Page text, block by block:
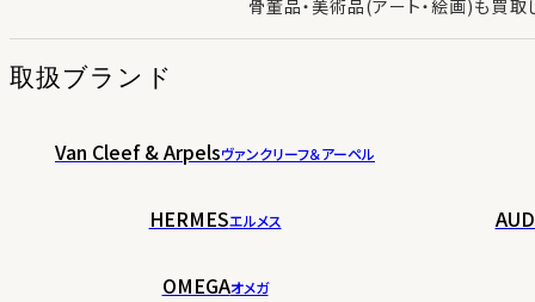
骨董品・美術品(アート・絵画)も買取
取扱ブランド
Van Cleef & Arpelsヴァンクリーフ＆アーペル
HERMESエルメス
OMEGAオメガ